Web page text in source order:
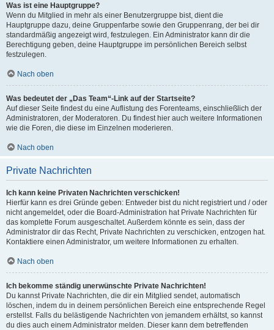
Was ist eine Hauptgruppe?
Wenn du Mitglied in mehr als einer Benutzergruppe bist, dient die
Hauptgruppe dazu, deine Gruppenfarbe sowie den Gruppenrang, der bei dir
standardmäßig angezeigt wird, festzulegen. Ein Administrator kann dir die
Berechtigung geben, deine Hauptgruppe im persönlichen Bereich selbst
festzulegen.
Nach oben
Was bedeutet der „Das Team“-Link auf der Startseite?
Auf dieser Seite findest du eine Auflistung des Forenteams, einschließlich der
Administratoren, der Moderatoren. Du findest hier auch weitere Informationen
wie die Foren, die diese im Einzelnen moderieren.
Nach oben
Private Nachrichten
Ich kann keine Privaten Nachrichten verschicken!
Hierfür kann es drei Gründe geben: Entweder bist du nicht registriert und / oder
nicht angemeldet, oder die Board-Administration hat Private Nachrichten für
das komplette Forum ausgeschaltet. Außerdem könnte es sein, dass der
Administrator dir das Recht, Private Nachrichten zu verschicken, entzogen hat.
Kontaktiere einen Administrator, um weitere Informationen zu erhalten.
Nach oben
Ich bekomme ständig unerwünschte Private Nachrichten!
Du kannst Private Nachrichten, die dir ein Mitglied sendet, automatisch
löschen, indem du in deinem persönlichen Bereich eine entsprechende Regel
erstellst. Falls du belästigende Nachrichten von jemandem erhältst, so kannst
du dies auch einem Administrator melden. Dieser kann dem betreffenden